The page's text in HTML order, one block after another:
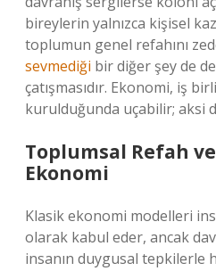
bireylerin yalnızca kişisel
toplumun genel refahını
sevmediği bir diğer şey de
çatışmasıdır. Ekonomi, iş
kurulduğunda uçabilir; aksi
Toplumsal Refah
Ekonomi
Klasik ekonomi modelleri
olarak kabul eder, ancak
insanın duygusal tepkilerle